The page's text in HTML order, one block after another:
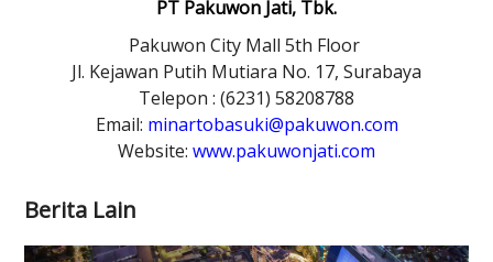
PT Pakuwon Jati, Tbk.
Pakuwon City Mall 5th Floor
Jl. Kejawan Putih Mutiara No. 17, Surabaya
Telepon : (6231) 58208788
Email: minartobasuki@pakuwon.com
Website: www.pakuwonjati.com
Berita Lain